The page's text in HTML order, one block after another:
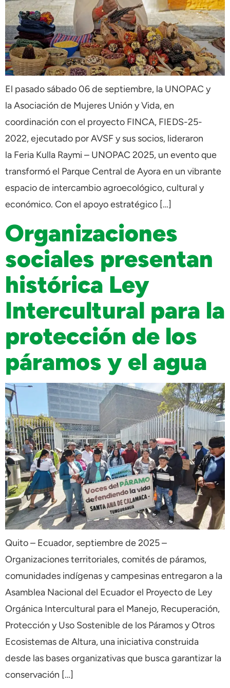
El pasado sábado 06 de septiembre, la UNOPAC y
la Asociación de Mujeres Unión y Vida, en
coordinación con el proyecto FINCA, FIEDS-25-
2022, ejecutado por AVSF y sus socios, lideraron
la Feria Kulla Raymi – UNOPAC 2025, un evento que
transformó el Parque Central de Ayora en un vibrante
espacio de intercambio agroecológico, cultural y
económico. Con el apoyo estratégico […]
Organizaciones
sociales presentan
histórica Ley
Intercultural para la
protección de los
páramos y el agua
Quito – Ecuador, septiembre de 2025 –
Organizaciones territoriales, comités de páramos,
comunidades indígenas y campesinas entregaron a la
Asamblea Nacional del Ecuador el Proyecto de Ley
Orgánica Intercultural para el Manejo, Recuperación,
Protección y Uso Sostenible de los Páramos y Otros
Ecosistemas de Altura, una iniciativa construida
desde las bases organizativas que busca garantizar la
conservación […]